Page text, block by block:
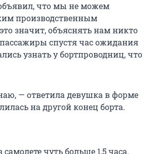
что мы не можем
производственным
значит, объяснять нам никто
спустя час ожидания
узнать у бортпроводниц, что
— ответила девушка в форме
на другой конец борта.
чуть больше 1,5 часа.